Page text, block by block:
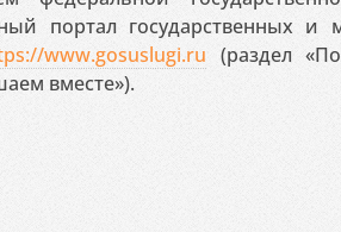
портал государственных и
www.gosuslugi.ru (раздел
вместе»).